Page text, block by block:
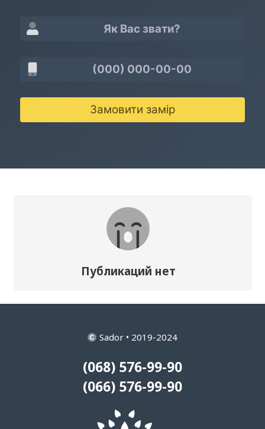
Замовити замір
Публикаций нет
Sador • 2019-2024
(068) 576-99-90
(066) 576-99-90